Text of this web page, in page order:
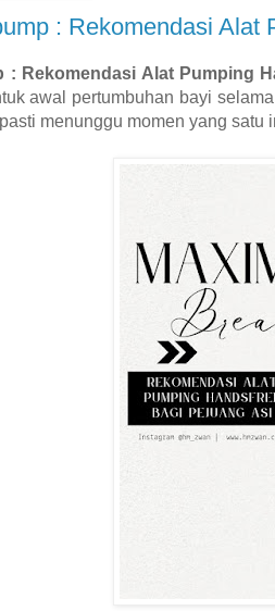
: Rekomendasi Alat
: Rekomendasi Alat Pumping
awal pertumbuhan bayi
menunggu momen yang satu